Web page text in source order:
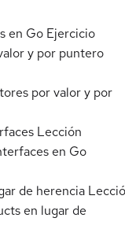
en Go Ejercicio
y por puntero
por valor y por
Lección
en Go
de herencia
en lugar de